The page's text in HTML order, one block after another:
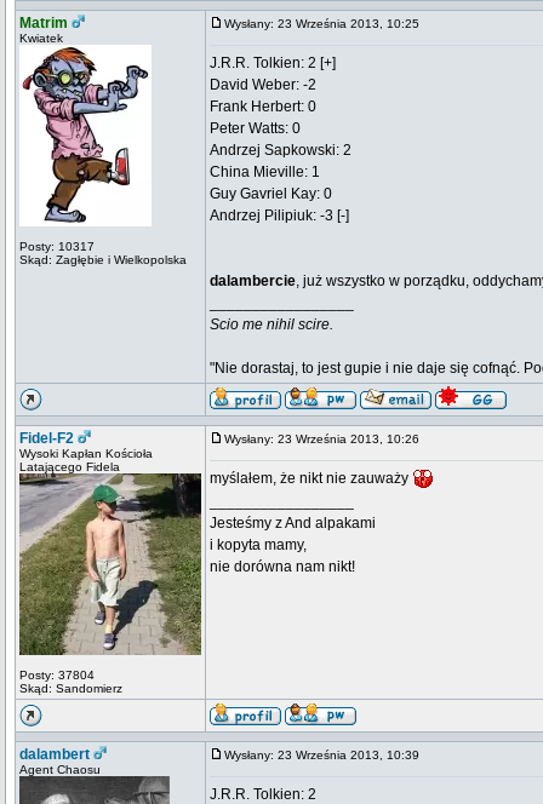
Matrim
Kwiatek
Posty: 10317
Skąd: Zagłębie i Wielkopolska
Wysłany: 23 Września 2013, 10:25
J.R.R. Tolkien: 2 [+]
David Weber: -2
Frank Herbert: 0
Peter Watts: 0
Andrzej Sapkowski: 2
China Mieville: 1
Guy Gavriel Kay: 0
Andrzej Pilipiuk: -3 [-]
dalambercie, już wszystko w porządku,
Scio me nihil scire.
"Nie dorastaj, to jest gupie i nie daje się cofnąć.
Fidel-F2
Wysoki Kapłan Kościoła
Latającego Fidela
Posty: 37804
Skąd: Sandomierz
Wysłany: 23 Września 2013, 10:26
myślałem, że nikt nie zauważy
Jesteśmy z And alpakami
i kopyta mamy,
nie dorówna nam nikt!
dalambert
Agent Chaosu
Wysłany: 23 Września 2013, 10:39
J.R.R. Tolkien: 2